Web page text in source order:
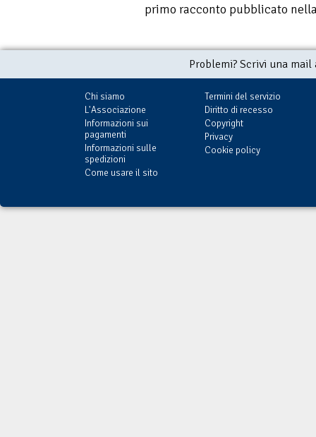
primo racconto pubblicato
Problemi? Scrivi una
Chi siamo
L'Associazione
Informazioni sui
pagamenti
Informazioni sulle
spedizioni
Come usare il sito
Termini del servizio
Diritto di recesso
Copyright
Privacy
Cookie policy